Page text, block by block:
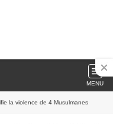
MENU
la violence de 4 Musulmanes